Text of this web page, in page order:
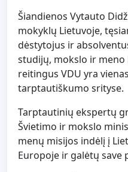
Šiandienos Vytauto
mokyklų Lietuvoje,
dėstytojus ir
studijų, mokslo ir
reitingus VDU yra
tarptautiškumo srityse.
Tarptautinių ekspertų
Švietimo ir mokslo
menų misijos indėlį į
Europoje ir galėtų save